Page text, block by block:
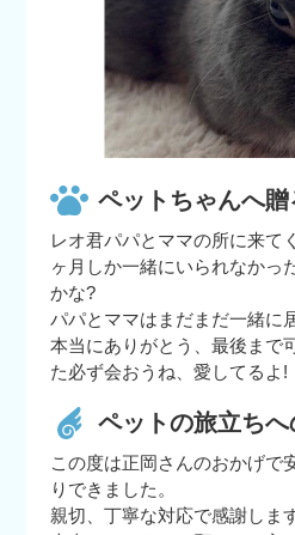
ペットちゃんへ
レオ君パパとママの所に来て
ヶ月しか一緒にいられなかっ
かな?
パパとママはまだまだ一緒に
本当にありがとう、最後まで
た必ず会おうね、愛してるよ!
ペットの旅立ち
この度は正岡さんのおかげで
りできました。
親切、丁寧な対応で感謝しま